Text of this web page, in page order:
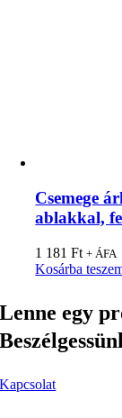
Csemege
ablakkal,
1 181Ft + ÁFA
Kosárba
Lenne egy
Kapcsolat